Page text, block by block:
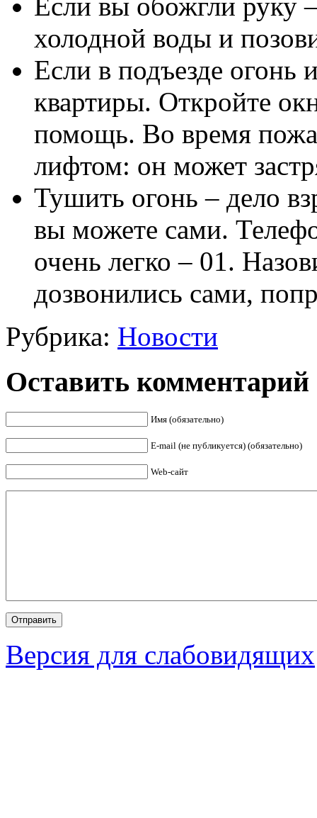
холодной воды и
Если в подъезде огонь
квартиры. Откройте
помощь. Во время
лифтом: он может
Тушить огонь – дело
вы можете сами.
очень легко – 01.
дозвонились сами,
Рубрика: Новости
Оставить комментарий
Имя (обязательно)
E-mail (не публикуется) (обязательно)
Web-сайт
Версия для слабовидящих